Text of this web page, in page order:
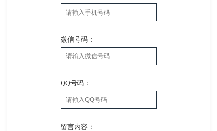
微信号码：
QQ号码：
留言内容：